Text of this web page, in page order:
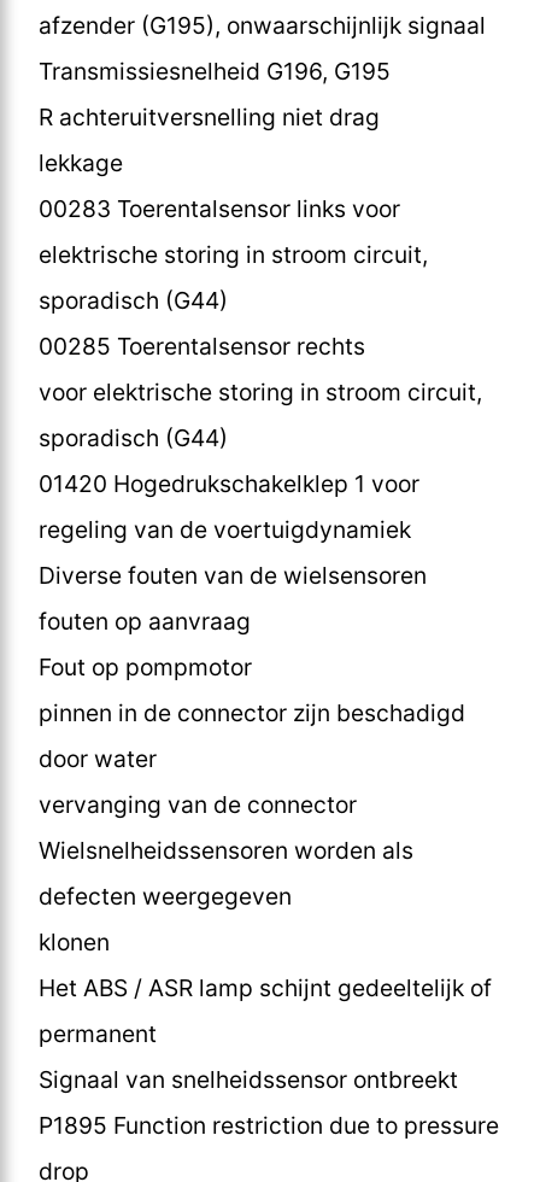
afzender (G195), onwaarschijnlijk signaal
Transmissiesnelheid G196, G195
R achteruitversnelling niet drag
lekkage
00283 Toerentalsensor links voor
elektrische storing in stroom circuit,
sporadisch (G44)
00285 Toerentalsensor rechts
voor elektrische storing in stroom circuit,
sporadisch (G44)
01420 Hogedrukschakelklep 1 voor
regeling van de voertuigdynamiek
Diverse fouten van de wielsensoren
fouten op aanvraag
Fout op pompmotor
pinnen in de connector zijn beschadigd
door water
vervanging van de connector
Wielsnelheidssensoren worden als
defecten weergegeven
klonen
Het ABS / ASR lamp schijnt gedeeltelijk of
permanent
Signaal van snelheidssensor ontbreekt
P1895 Function restriction due to pressure
drop